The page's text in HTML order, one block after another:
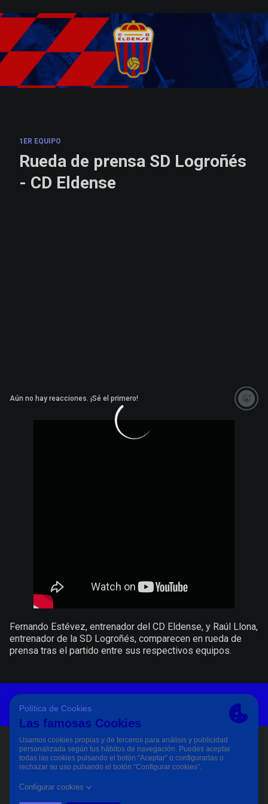
1ER EQUIPO
Rueda de prensa SD Logroñés
- CD Eldense
Aún no hay reacciones. ¡Sé el primero!
Fernando Estévez, entrenador del CD Eldense, y Raúl Llona,
entrenador de la SD Logroñés, comparecen en rueda de
prensa tras el partido entre sus respectivos equipos.
Política De Cookies